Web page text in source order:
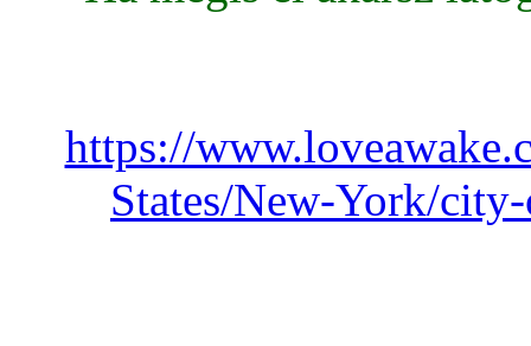
https://
States/New-York/